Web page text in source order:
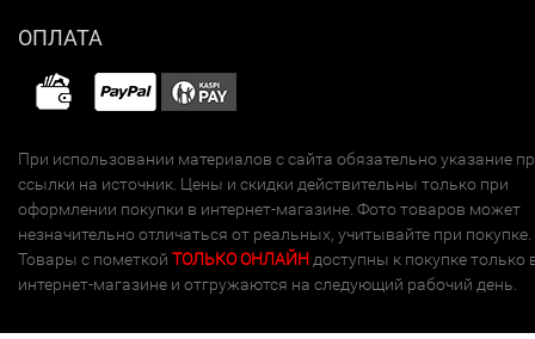
ОПЛАТА
При использовании материалов с сайта обязательно указание
ссылки на источник. Цены и скидки действительны только при
оформлении покупки в интернет-магазине. Фото товаров может
незначительно отличаться от реальных, учитывайте при покупке.
Товары с пометкой ТОЛЬКО ОНЛАЙН доступны к покупке только
интернет-магазине и отгружаются на следующий рабочий день.